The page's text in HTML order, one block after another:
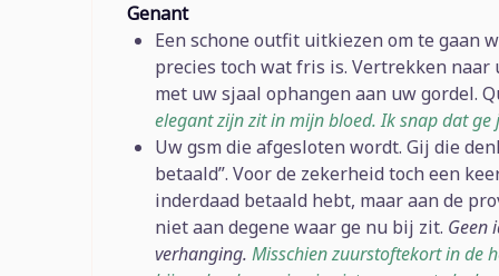
Genant
Een schone outfit uitkiezen om te gaan
precies toch wat fris is. Vertrekken
met uw sjaal ophangen aan uw gordel.
elegant zijn zit in mijn bloed. Ik snap dat
Uw gsm die afgesloten wordt. Gij die
betaald”. Voor de zekerheid toch een
inderdaad betaald hebt, maar aan de
niet aan degene waar ge nu bij zit. Geen
verhanging.Misschien zuurstoftekort in de